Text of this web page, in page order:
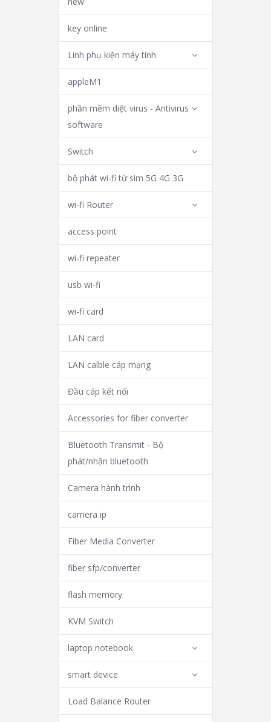
key online
Linh phụ kiện máy tính
appleM1
phần mềm diệt virus - Antivirus
software
Switch
bộ phát wi-fi từ sim 5G 4G 3G
wi-fi Router
access point
wi-fi repeater
usb wi-fi
wi-fi card
LAN card
LAN calble cáp mạng
Đầu cáp kết nối
Accessories for fiber converter
Bluetooth Transmit - Bộ
phát/nhận bluetooth
Camera hành trình
camera ip
Fiber Media Converter
fiber sfp/converter
flash memory
KVM Switch
laptop notebook
smart device
Load Balance Router